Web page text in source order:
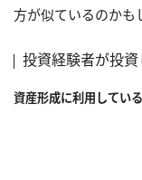
方が似ているのかも
投資経験者が投
資産形成に利用してい